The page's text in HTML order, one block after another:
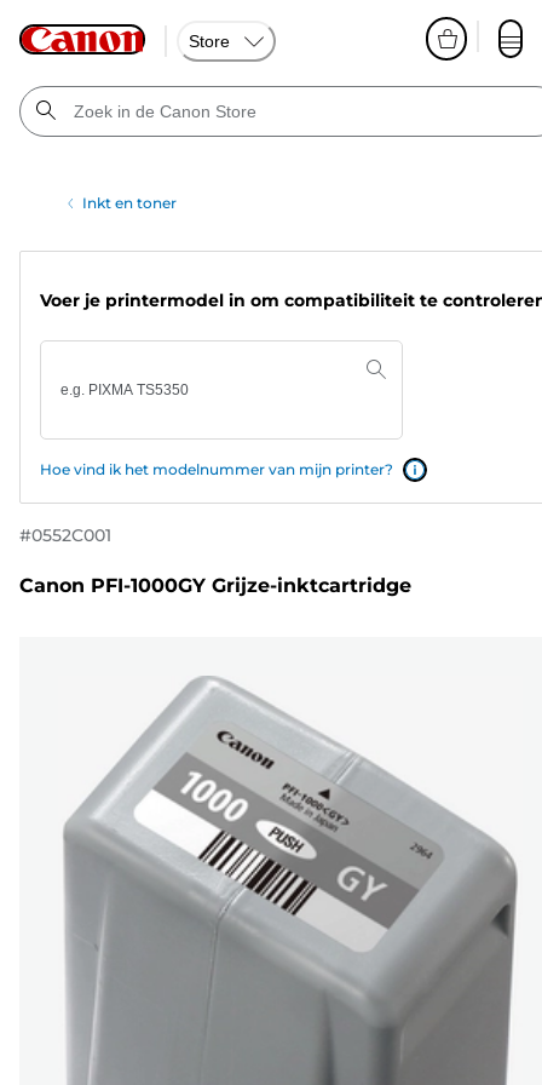
Store
Inkt en toner
Voer je printermodel in om compatibiliteit te
Hoe vind ik het modelnummer van mijn printer?
#0552C001
Canon PFI-1000GY Grijze-inktcartridge